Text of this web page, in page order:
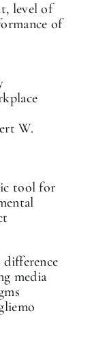
level of
of
W.
tool for
media